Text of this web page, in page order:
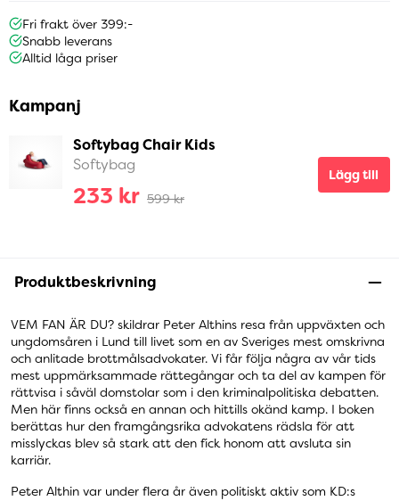
Fri frakt över 399:-
Snabb leverans
Alltid låga priser
Kampanj
Softybag Chair Kids
Softybag
233 kr 599 kr
Lägg till
Produktbeskrivning
VEM FAN ÄR DU? skildrar Peter Althins resa från uppväxten och
ungdomsåren i Lund till livet som en av Sveriges mest omskrivna
och anlitade brottmålsadvokater. Vi får följa några av vår tids
mest uppmärksammade rättegångar och ta del av kampen för
rättvisa i såväl domstolar som i den kriminalpolitiska debatten.
Men här finns också en annan och hittills okänd kamp. I boken
berättas hur den framgångsrika advokatens rädsla för att
misslyckas blev så stark att den fick honom att avsluta sin
karriär.
Peter Althin var under flera år även politiskt aktiv som KD:s